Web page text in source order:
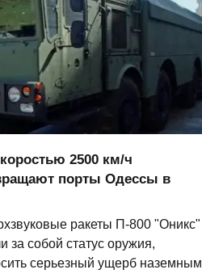
2500 км/ч
порты Одессы в
ракеты П‑800 "Оникс"
за собой статус оружия,
серьезный ущерб наземным